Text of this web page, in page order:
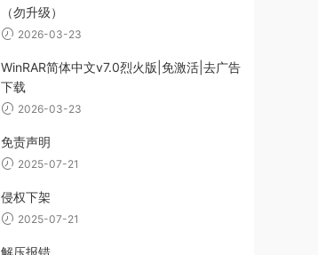
（勿升级）
2026-03-23
WinRAR简体中文v7.0烈火版|免激活|去广告
下载
2026-03-23
免责声明
2025-07-21
侵权下架
2025-07-21
解压报错